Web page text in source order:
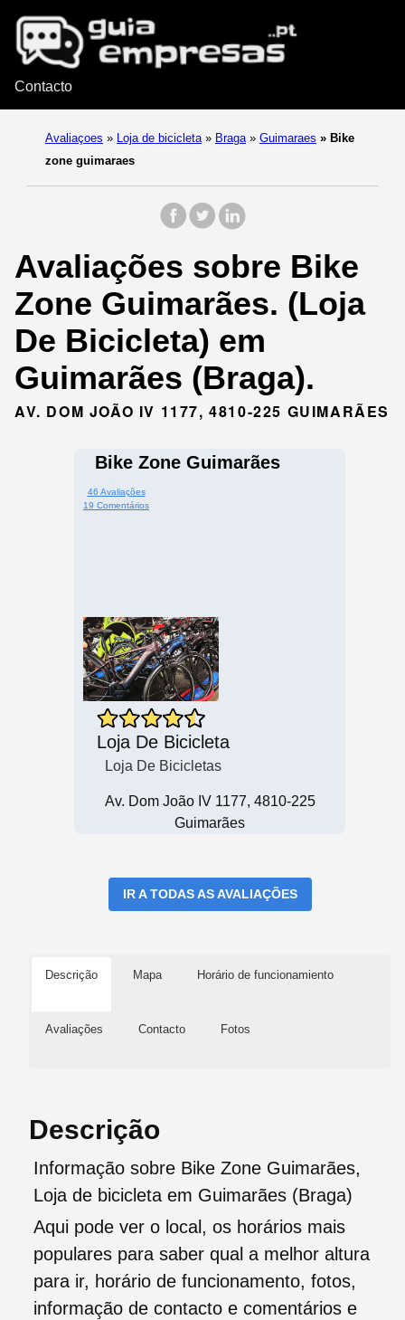
Contacto
Avaliaçoes » Loja de bicicleta » Braga » Guimaraes » Bike
zone guimaraes
Avaliações sobre Bike
Zone Guimarães. (Loja
De Bicicleta) em
Guimarães (Braga).
AV. DOM JOÃO IV 1177, 4810-225 GUIMARÃES
Bike Zone Guimarães
46 Avaliações
19 Comentários
Loja De Bicicleta
Loja De Bicicletas
Av. Dom João IV 1177, 4810-225
Guimarães
IR A TODAS AS AVALIAÇÕES
Descrição Mapa Horário de funcionamiento
Avaliações Contacto Fotos
Descrição
Informação sobre Bike Zone Guimarães,
Loja de bicicleta em Guimarães (Braga)
Aqui pode ver o local, os horários mais
populares para saber qual a melhor altura
para ir, horário de funcionamento, fotos,
informação de contacto e comentários e